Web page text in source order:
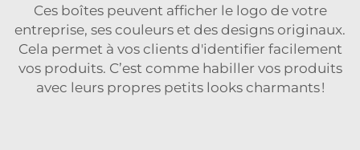
Ces boîtes peuvent afficher le logo de votre
entreprise, ses couleurs et des designs originaux.
Cela permet à vos clients d'identifier facilement
vos produits. C’est comme habiller vos produits
avec leurs propres petits looks charmants !